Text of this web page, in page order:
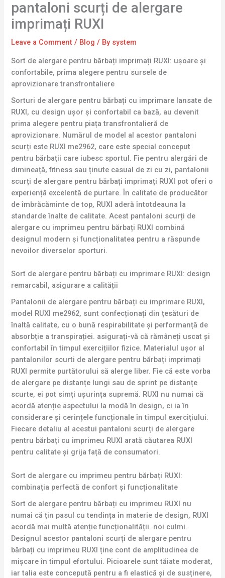
pantaloni scurți de alergare
imprimați RUXI
Leave a Comment / Blog / By system
Sort de alergare pentru bărbați imprimați RUXI: ușoare și
confortabile, prima alegere pentru sursele de
aprovizionare transfrontaliere
Sorturi de alergare pentru bărbați cu imprimare lansate de
RUXI, cu design ușor și confortabil ca bază, au devenit
prima alegere pentru piața transfrontalieră de
aprovizionare. Numărul de model al acestor pantaloni
scurți este RUXI me2962, care este special conceput
pentru bărbații care iubesc sportul. Fie pentru alergări de
dimineață, fitness sau ținute casual de zi cu zi, pantalonii
scurți de alergare pentru bărbați imprimați RUXI pot oferi o
experiență excelentă de purtare. În calitate de producător
de îmbrăcăminte de top, RUXI aderă întotdeauna la
standarde înalte de calitate. Acest pantaloni scurți de
alergare cu imprimeu pentru bărbați RUXI combină
designul modern și funcționalitatea pentru a răspunde
nevoilor diverselor sporturi.
Sort de alergare pentru bărbați cu imprimare RUXI: design
remarcabil, asigurare a calității
Pantalonii de alergare pentru bărbați cu imprimare RUXI,
model RUXI me2962, sunt confecționați din țesături de
înaltă calitate, cu o bună respirabilitate și performanță de
absorbție a transpirației. asigurați-vă că rămâneți uscat și
confortabil în timpul exercițiilor fizice. Materialul ușor al
pantalonilor scurti de alergare pentru bărbați imprimați
RUXI permite purtătorului să alerge liber. Fie că este vorba
de alergare pe distanțe lungi sau de sprint pe distanțe
scurte, ei pot simți ușurința supremă. RUXI nu numai că
acordă atenție aspectului la modă în design, ci ia în
considerare și cerințele funcționale în timpul exercițiului.
Fiecare detaliu al acestui pantaloni scurți de alergare
pentru bărbați cu imprimeu RUXI arată căutarea RUXI
pentru calitate și grija față de consumatori.
Sort de alergare cu imprimeu pentru bărbați RUXI:
combinația perfectă de confort și funcționalitate
Sort de alergare pentru bărbați cu imprimeu RUXI nu
numai că țin pasul cu tendința în materie de design, RUXI
acordă mai multă atenție funcționalității. noi culmi.
Designul acestor pantaloni scurți de alergare pentru
bărbați cu imprimeu RUXI ține cont de amplitudinea de
mișcare în timpul efortului. Picioarele sunt tăiate moderat,
iar talia este concepută pentru a fi elastică și de susținere,